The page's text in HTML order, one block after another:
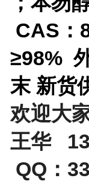
CAS
≥98%
末 新货
欢迎大
王华
QQ：